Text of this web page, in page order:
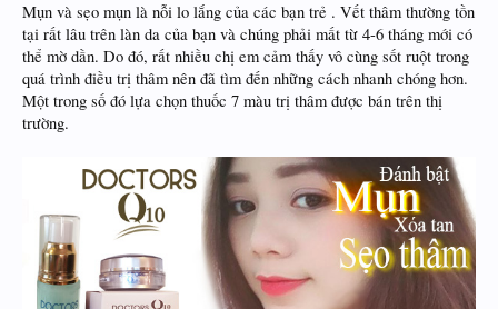
Mụn và sẹo mụn là nỗi lo lắng của các bạn trẻ . Vết thâm thường tồn
tại rất lâu trên làn da của bạn và chúng phải mất từ 4-6 tháng mới có
thể mờ dần. Do đó, rất nhiều chị em cảm thấy vô cùng sốt ruột trong
quá trình điều trị thâm nên đã tìm đến những cách nhanh chóng hơn.
Một trong số đó lựa chọn thuốc 7 màu trị thâm được bán trên thị
trường.